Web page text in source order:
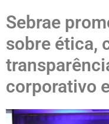
Sebrae
sobre ética,
corporativo